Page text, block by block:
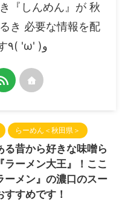
『しんめん』が 秋
き 必要な情報を配
信していきます٩( 'ω' )و
らーめん＜秋田県＞
る昔から好きな味噌ら
ラーメン大王』！ここ
ーメン』の濃口のスー
すめです！